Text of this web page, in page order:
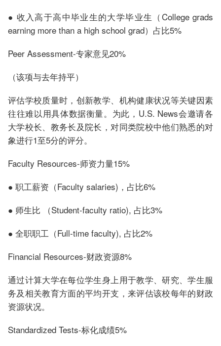
● 收入高于高中毕业生的大学毕业生（College grads
earning more than a high school grad）占比5%
Peer Assessment-专家意见20%
（该项与去年持平）
评估学校质量时，创新教学、机构健康状况等关键因素
往往难以用具体数据衡量。为此，U.S. News会邀请各
大学校长、教务长及院长，对同类院校中他们熟悉的对
象进行1至5分的评分。
Faculty Resources-师资力量15%
● 职工薪资（Faculty salaries)，占比6%
● 师生比 （Student-faculty ratio), 占比3%
● 全职职工（Full-time faculty), 占比2%
Financial Resources-财政资源8%
通过计算大学在每位学生身上用于教学、研究、学生服
务及相关教育方面的平均开支，来评估该校每年的财政
资源状况。
Standardized Tests-标化成绩5%